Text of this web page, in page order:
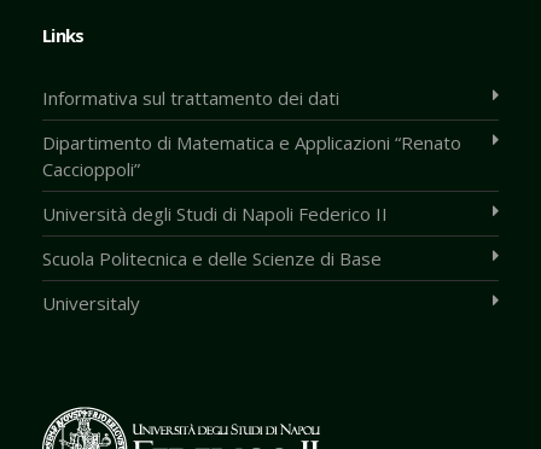
Links
Informativa sul trattamento dei dati
Dipartimento di Matematica e Applicazioni “Renato
Caccioppoli”
Università degli Studi di Napoli Federico II
Scuola Politecnica e delle Scienze di Base
Universitaly